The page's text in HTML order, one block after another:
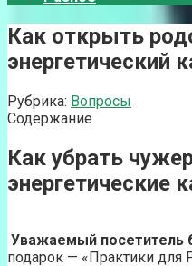
Как открыть
энергетический
Рубрика: Вопросы
Содержание
Как убрать
энергетические
Уважаемый посетитель
подарок — «Практики